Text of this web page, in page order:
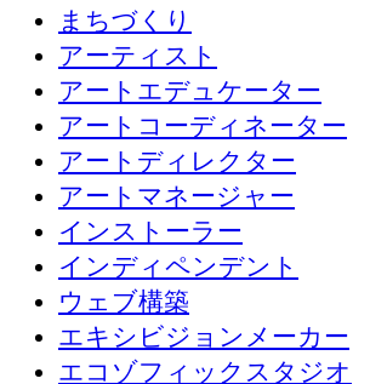
まちづくり
アーティスト
アートエデュケーター
アートコーディネーター
アートディレクター
アートマネージャー
インストーラー
インディペンデント
ウェブ構築
エキシビジョンメーカー
エコゾフィックスタジオ